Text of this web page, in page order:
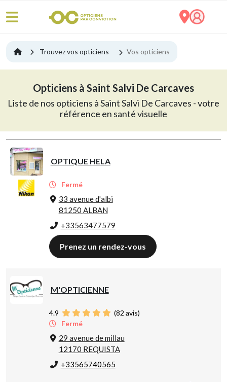
Trouvez vos opticiens Vos opticiens
Opticiens à Saint Salvi De Carcaves
Liste de nos opticiens à Saint Salvi De Carcaves - votre
référence en santé visuelle
OPTIQUE HELA
Fermé
33 avenue d'albi
81250 ALBAN
+33563477579
Prenez un rendez-vous
M'OPTICIENNE
4.9 (82 avis)
Fermé
29 avenue de millau
12170 REQUISTA
+33565740565